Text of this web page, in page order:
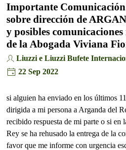
Importante
sobre dirección de
y posibles
de la Abogada Viviana
Liuzzi e Liuzzi Bufete
22 Sep 2022
si alguien ha enviado en los últimos
dirigida a mi persona a Arganda del
recibido respuesta de mi parte o si en
Rey se ha rehusado la entrega de la
favor que me informe con urgencia